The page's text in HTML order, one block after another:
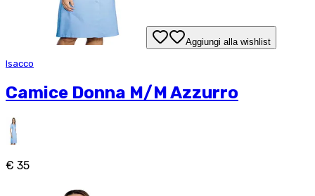
Aggiungi alla wishlist
Isacco
Camice Donna M/M Azzurro
€ 35